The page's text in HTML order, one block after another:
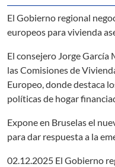
El Gobierno regional
europeos para vivienda
El consejero Jorge
las Comisiones de
Europeo, donde destaca
políticas de hogar
Expone en Bruselas el
para dar respuesta a la
02.12.2025 El Gobierno